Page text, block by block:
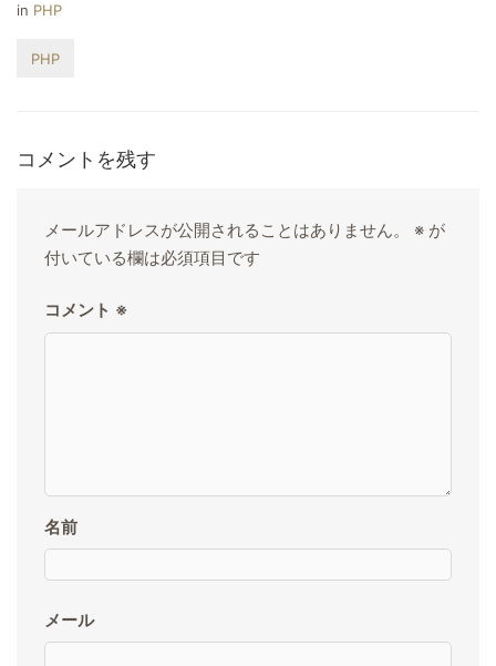
in PHP
PHP
コメントを残す
メールアドレスが公開されることはありません。 ※ が
付いている欄は必須項目です
コメント ※
名前
メール